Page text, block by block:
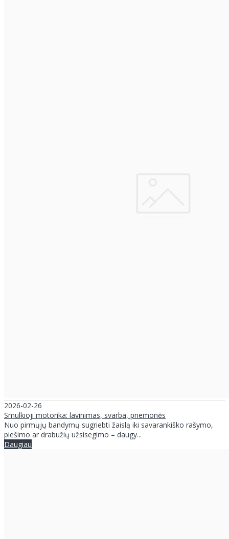
2026-02-26
Smulkioji motorika: lavinimas, svarba, priemonės
Nuo pirmųjų bandymų sugriebti žaislą iki savarankiško rašymo,
piešimo ar drabužių užsisegimo – daugy...
Daugiau